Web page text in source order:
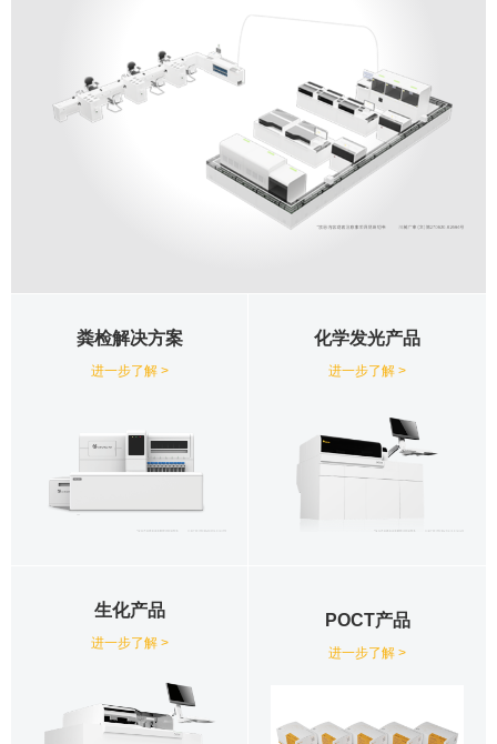
粪检解决方案
进一步了解 >
化学发光产品
进一步了解 >
生化产品
进一步了解 >
POCT产品
进一步了解 >